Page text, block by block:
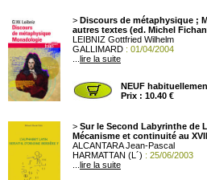
> Discours de métaphysique ;
autres textes (ed. Michel
LEIBNIZ Gottfried Wilhelm
GALLIMARD : 01/04/2004
lire la suite
NEUF
Prix : 10.40 €
> Sur le Second Labyrinthe de
Mécanisme et continuité au
ALCANTARA Jean-Pascal
HARMATTAN (L´) : 25/06/2003
lire la suite